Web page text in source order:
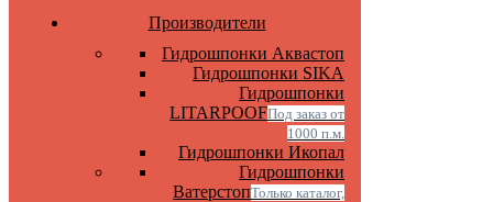
Производители
Гидрошпонки Аквастоп
Гидрошпонки SIKA
Гидрошпонки
LITARPOOFПод заказ от
1000 п.м.
Гидрошпонки Икопал
Гидрошпонки
ВатерстопТолько каталог,